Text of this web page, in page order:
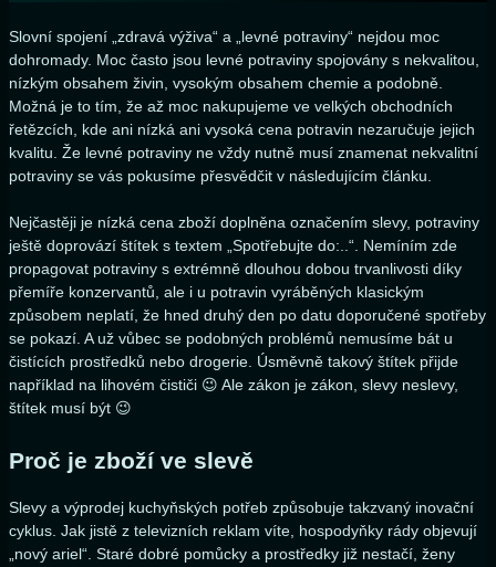
Slovní spojení „zdravá výživa“ a „levné potraviny“ nejdou moc
dohromady. Moc často jsou levné potraviny spojovány s nekvalitou,
nízkým obsahem živin, vysokým obsahem chemie a podobně.
Možná je to tím, že až moc nakupujeme ve velkých obchodních
řetězcích, kde ani nízká ani vysoká cena potravin nezaručuje jejich
kvalitu. Že levné potraviny ne vždy nutně musí znamenat nekvalitní
potraviny se vás pokusíme přesvědčit v následujícím článku.
Nejčastěji je nízká cena zboží doplněna označením slevy, potraviny
ještě doprovází štítek s textem „Spotřebujte do:..“. Nemíním zde
propagovat potraviny s extrémně dlouhou dobou trvanlivosti díky
přemíře konzervantů, ale i u potravin vyráběných klasickým
způsobem neplatí, že hned druhý den po datu doporučené spotřeby
se pokazí. A už vůbec se podobných problémů nemusíme bát u
čistících prostředků nebo drogerie. Úsměvně takový štítek přijde
například na lihovém čističi 😉 Ale zákon je zákon, slevy neslevy,
štítek musí být 😉
Proč je zboží ve slevě
Slevy a výprodej kuchyňských potřeb způsobuje takzvaný inovační
cyklus. Jak jistě z televizních reklam víte, hospodyňky rády objevují
„nový ariel“. Staré dobré pomůcky a prostředky již nestačí, ženy